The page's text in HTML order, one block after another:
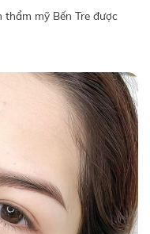
thẩm mỹ Bến Tre được